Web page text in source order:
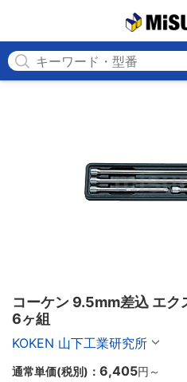
コーケン 9.5mm差込 エク
6ヶ組
KOKEN 山下工業研究所
通常単価(税別)： 6,405円 ～